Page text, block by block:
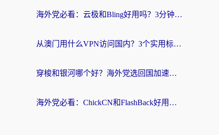
海外党必看：云极和Bling好用吗？3分钟教你选对回国加速器
从澳门用什么VPN访问国内？3个实用标准帮你避开坑，无缝刷剧听歌
穿梭和银河哪个好？海外党选回国加速器的避坑指南，附番茄加速器实测体验
海外党必看：ChickCN和FlashBack好用吗？3招教你选对回国加速器（附云极、HomeCN、斧牛vs艾果对比）